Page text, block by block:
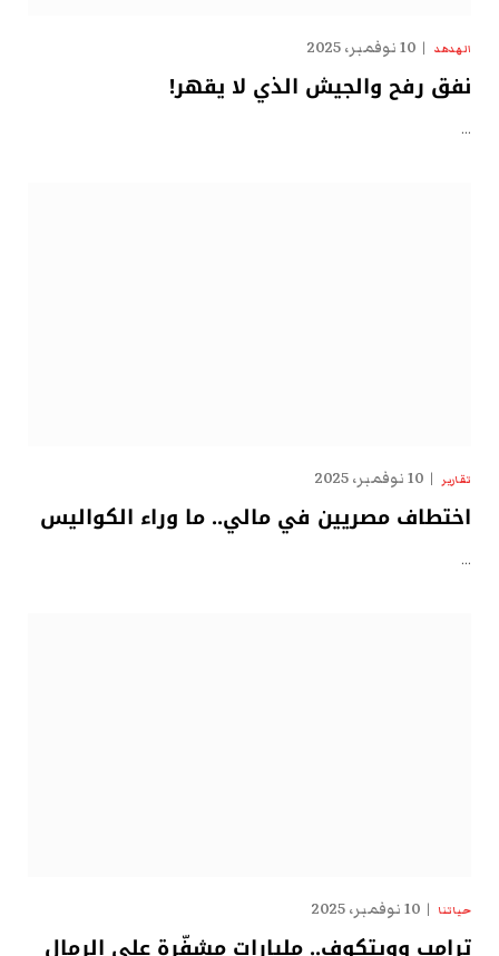
الهدهد 10 نوفمبر، 2025
نفق رفح والجيش الذي لا يقهر!
…
تقارير 10 نوفمبر، 2025
اختطاف مصريين في مالي.. ما وراء الكواليس
…
حياتنا 10 نوفمبر، 2025
ترامب وويتكوف.. مليارات مشفّرة على الرمال